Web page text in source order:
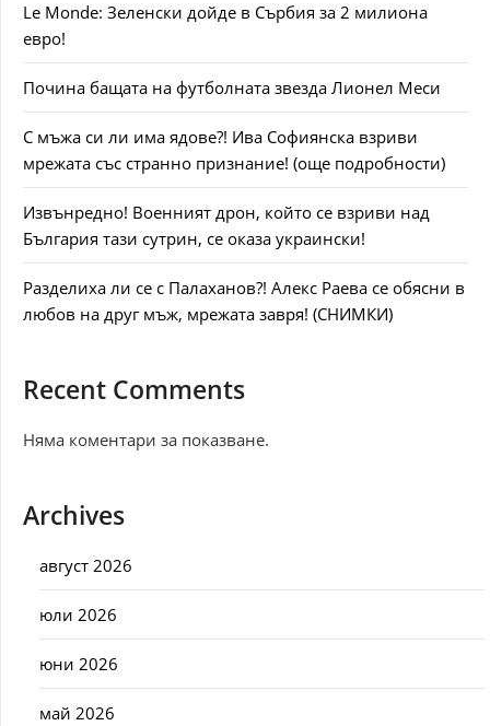
Le Monde: Зеленски дойде в Сърбия за 2 милиона
евро!
Почина бащата на футболната звезда Лионел Меси
С мъжа си ли има ядове?! Ива Софиянска взриви
мрежата със странно признание! (още подробности)
Извънредно! Военният дрон, който се взриви над
България тази сутрин, се оказа украински!
Разделиха ли се с Палаханов?! Алекс Раева се обясни в
любов на друг мъж, мрежата завря! (СНИМКИ)
Recent Comments
Няма коментари за показване.
Archives
август 2026
юли 2026
юни 2026
май 2026